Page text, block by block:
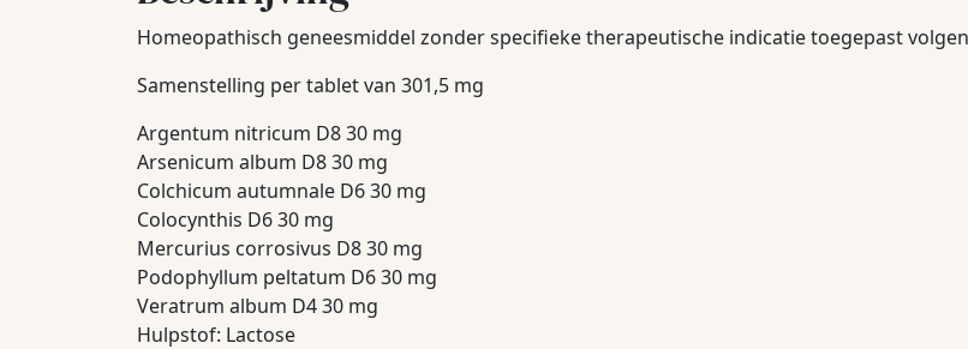
Homeopathisch geneesmiddel zonder specifieke therapeutische indicatie toegepast
Samenstelling per tablet van 301,5 mg
Argentum nitricum D8 30 mg
Arsenicum album D8 30 mg
Colchicum autumnale D6 30 mg
Colocynthis D6 30 mg
Mercurius corrosivus D8 30 mg
Podophyllum peltatum D6 30 mg
Veratrum album D4 30 mg
Hulpstof: Lactose